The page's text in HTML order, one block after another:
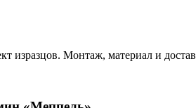
изразцов. Монтаж, материал и